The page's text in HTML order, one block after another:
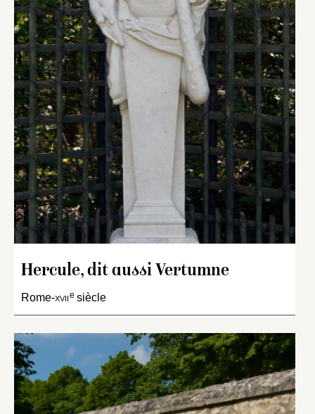
Hercule, dit aussi Vertumne
Rome-xviie siècle